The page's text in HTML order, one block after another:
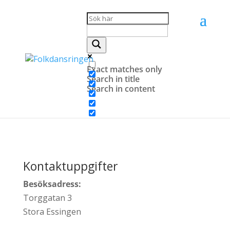
Exact matches only
Search in title
Search in content
Kontaktuppgifter
Besöksadress:
Torggatan 3
Stora Essingen